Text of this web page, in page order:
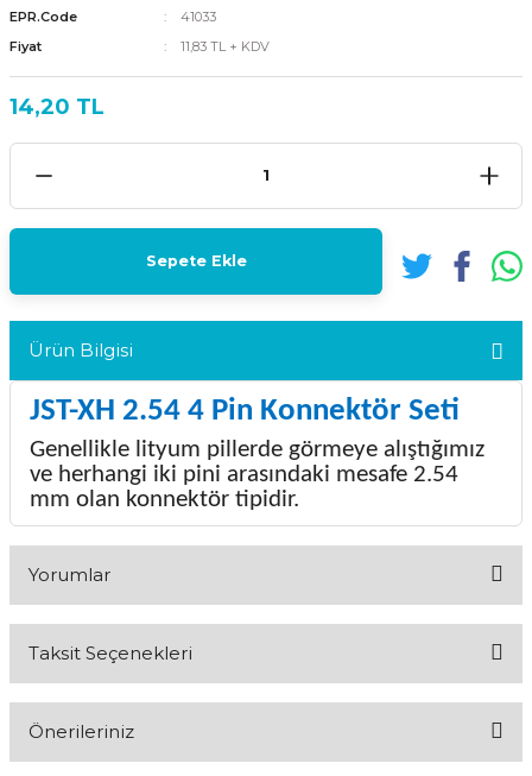
EPR.Code
41033
Fiyat
11,83 TL + KDV
14,20 TL
Sepete Ekle
Ürün Bilgisi
JST-XH 2.54 4 Pin Konnektör Seti
Genellikle lityum pillerde görmeye alıştığımız
ve herhangi iki pini arasındaki mesafe 2.54
mm olan konnektör tipidir.
Yorumlar
Taksit Seçenekleri
Önerileriniz